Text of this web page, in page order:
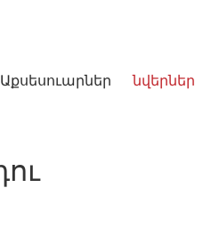
Աքսեսուարներ նվերներ